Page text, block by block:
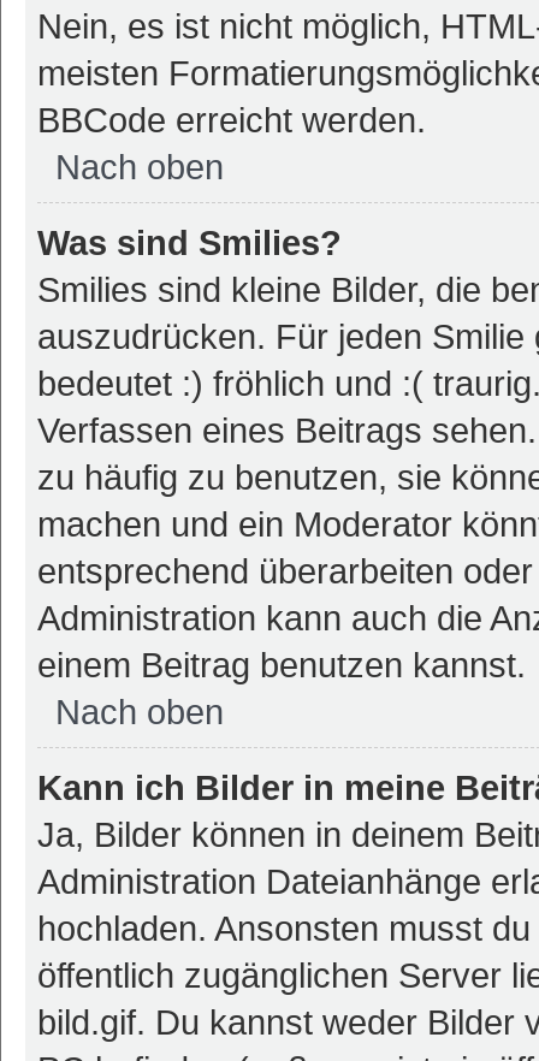
Nein, es ist nicht möglich,
meisten
BBCode erreicht werden.
Nach oben
Was sind Smilies?
Smilies sind kleine Bilder, die
auszudrücken. Für jeden
bedeutet :) fröhlich und :(
Verfassen eines Beitrags
zu häufig zu benutzen, sie
machen und ein Moderator
entsprechend überarbeiten
Administration kann auch die
einem Beitrag benutzen kannst.
Nach oben
Kann ich Bilder in meine
Ja, Bilder können in deinem
Administration Dateianhänge
hochladen. Ansonsten musst
öffentlich zugänglichen Server
bild.gif. Du kannst weder Bilder